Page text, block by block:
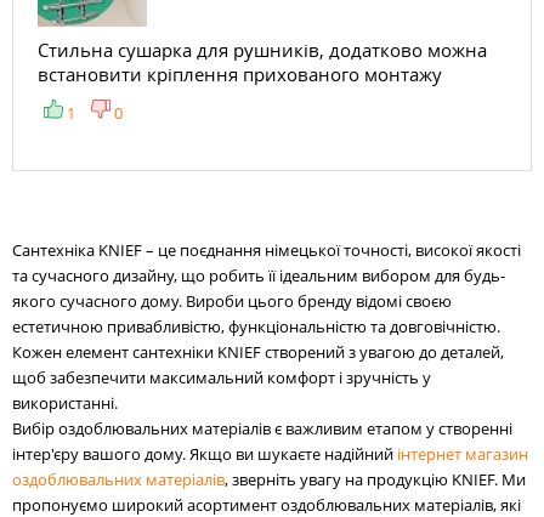
Стильна сушарка для рушників, додатково можна
встановити кріплення прихованого монтажу
1 0
Сантехніка KNIEF – це поєднання німецької точності, високої якості
та сучасного дизайну, що робить її ідеальним вибором для будь-
якого сучасного дому. Вироби цього бренду відомі своєю
естетичною привабливістю, функціональністю та довговічністю.
Кожен елемент сантехніки KNIEF створений з увагою до деталей,
щоб забезпечити максимальний комфорт і зручність у
використанні.
Вибір оздоблювальних матеріалів є важливим етапом у створенні
інтер'єру вашого дому. Якщо ви шукаєте надійний інтернет магазин
оздоблювальних матеріалів, зверніть увагу на продукцію KNIEF. Ми
пропонуємо широкий асортимент оздоблювальних матеріалів, які